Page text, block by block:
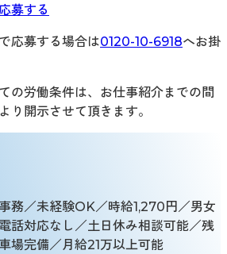
募する
応募する場合は0120-10-6918へお掛
の労働条件は、お仕事紹介までの間
り開示させて頂きます。
務／未経験OK／時給1,270円／男女
話対応なし／土日休み相談可能／残
場完備／月給21万以上可能